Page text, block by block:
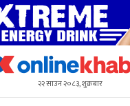
२२ साउन २०८३, शुक्रबार